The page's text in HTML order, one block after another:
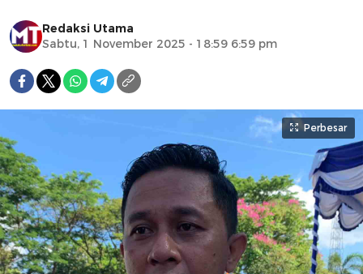
Redaksi Utama
Sabtu, 1 November 2025 - 18:59 6:59 pm
Perbesar